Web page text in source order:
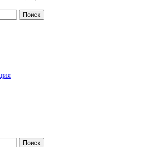
Поиск
Поиск